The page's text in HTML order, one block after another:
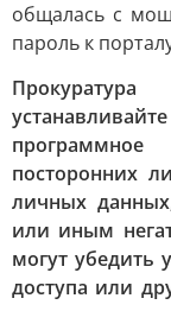
общалась с
пароль к
посторонних
личных
или иным
могут убедить
доступа или